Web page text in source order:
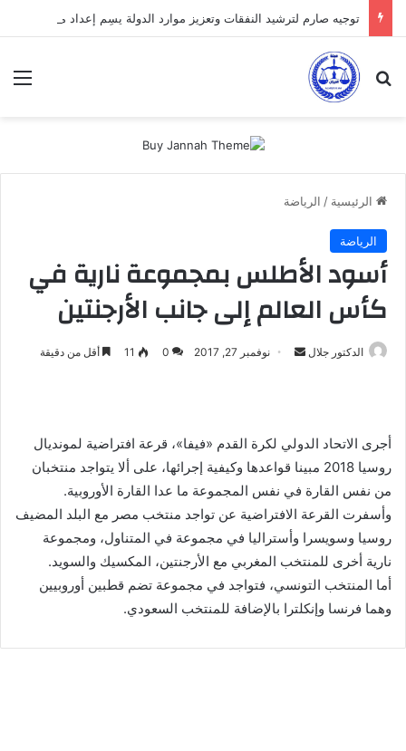
بحث عن
الرئيسية / الرياضة
الرياضة
أسود الأطلس بمجموعة نارية في
كأس العالم إلى جانب الأرجنتين
الدكتور جلال
أرسل نوفمبر 27, 2017 0
11 أقل من دقيقة
أجرى الاتحاد الدولي لكرة القدم «فيفا»، قرعة افتراضية لمونديال
روسيا 2018 مبينا قواعدها وكيفية إجرائها، على ألا يتواجد منتخبان
من نفس القارة في نفس المجموعة ما عدا القارة الأوروبية.
وأسفرت القرعة الافتراضية عن تواجد منتخب مصر مع البلد المضيف
روسيا وسويسرا وأستراليا في مجموعة في المتناول، ومجموعة
نارية أخرى للمنتخب المغربي مع الأرجنتين، المكسيك والسويد.
أما المنتخب التونسي، فتواجد في مجموعة تضم قطبين أوروبيين
وهما فرنسا وإنكلترا بالإضافة للمنتخب السعودي.